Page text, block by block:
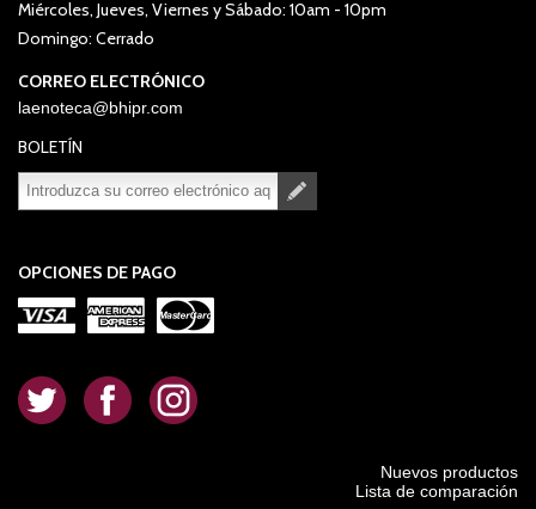
Miércoles, Jueves, Viernes y Sábado: 10am - 10pm
Domingo: Cerrado
CORREO ELECTRÓNICO
laenoteca@bhipr.com
BOLETÍN
OPCIONES DE PAGO
. . .
Nuevos productos
Lista de comparación